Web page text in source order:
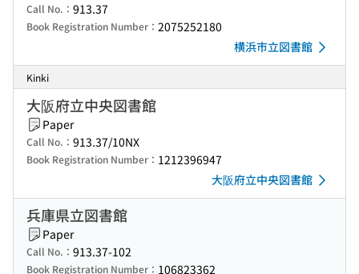
Call No.： 913.37
Book Registration Number： 2075252180
横浜市立図書館
Kinki
大阪府立中央図書館
Paper
Call No.： 913.37/10NX
Book Registration Number： 1212396947
大阪府立中央図書館
兵庫県立図書館
Paper
Call No.： 913.37-102
Book Registration Number： 106823362